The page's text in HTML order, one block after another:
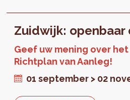
Zuidwijk: openbaar
Geef uw mening over
Richtplan van Aanleg!
01 september > 02